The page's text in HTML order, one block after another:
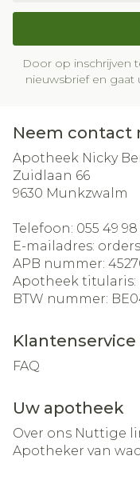
Door op inschrijven
nieuwsbrief en
Neem contact
Apotheek Nicky
Zuidlaan 66
9630 Munkzwalm
Telefoon: 055 49 98
E-mailadres:
APB nummer:
Apotheek titularis:
BTW nummer:
Klantenservice
FAQ
Uw apotheek
Over ons Nuttige
Apotheker van